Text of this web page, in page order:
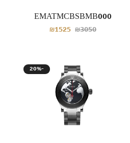
EMATMCBSBMB000
₪1525 ₪3050
20%-